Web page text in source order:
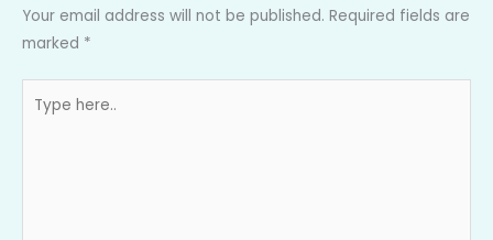
Your email address will not be published. Required fields are
marked *
here..